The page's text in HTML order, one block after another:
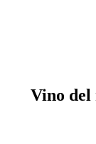
Vino del